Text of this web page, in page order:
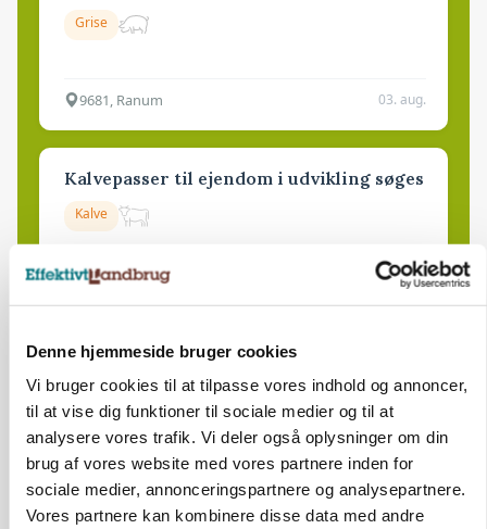
Denne hjemmeside bruger cookies
Vi bruger cookies til at tilpasse vores indhold og annoncer,
til at vise dig funktioner til sociale medier og til at
analysere vores trafik. Vi deler også oplysninger om din
brug af vores website med vores partnere inden for
sociale medier, annonceringspartnere og analysepartnere.
Vores partnere kan kombinere disse data med andre
Grise
9681, Ranum 03. aug.
Kalvepasser til ejendom i udvikling søges
Kalve
6392, Bolderslev 03. aug.
Klimastald
9670, Løgstør 03. aug.